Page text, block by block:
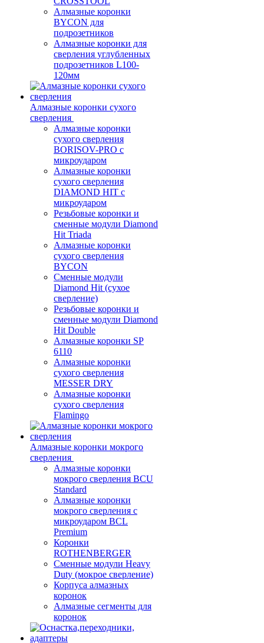
Алмазные коронки
BYCON для
подрозетников
Алмазные коронки для
сверления углубленных
подрозетников L100-
120мм
Алмазные коронки сухого
сверления
Алмазные коронки
сухого сверления
BORISOV-PRO с
микроударом
Алмазные коронки
сухого сверления
DIAMOND HIT с
микроударом
Резьбовые коронки и
сменные модули Diamond
Hit Triada
Алмазные коронки
сухого сверления
BYCON
Сменные модули
Diamond Hit (сухое
сверление)
Резьбовые коронки и
сменные модули Diamond
Hit Double
Алмазные коронки SP
6110
Алмазные коронки
сухого сверления
MESSER DRY
Алмазные коронки
сухого сверления
Flamingo
Алмазные коронки мокрого
сверления
Алмазные коронки
мокрого сверления BCU
Standard
Алмазные коронки
мокрого сверления с
микроударом BCL
Premium
Коронки
ROTHENBERGER
Сменные модули Heavy
Duty (мокрое сверление)
Корпуса алмазных
коронок
Алмазные сегменты для
коронок